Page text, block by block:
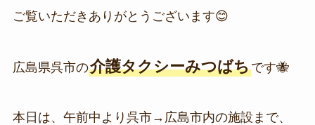
ご覧いただきありがとうございます😊
広島県呉市の介護タクシーみつばちです🐝
本日は、午前中より呉市→広島市内の施設まで、